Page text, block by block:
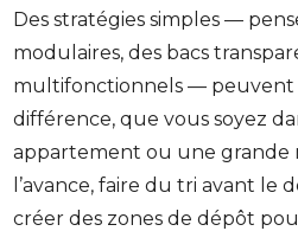
Des stratégies simples —
modulaires, des bacs
multifonctionnels — peuvent
différence, que vous soyez
appartement ou une grande
l’avance, faire du tri avant le
créer des zones de dépôt